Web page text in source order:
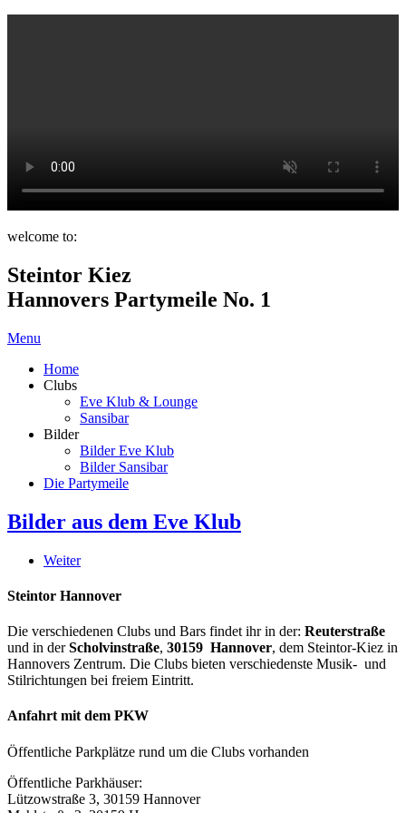
welcome to:
Steintor Kiez
Hannovers Partymeile No. 1
Menu
Home
Clubs
Eve Klub & Lounge
Sansibar
Bilder
Bilder Eve Klub
Bilder Sansibar
Die Partymeile
Bilder aus dem Eve Klub
Weiter
Steintor Hannover
Die verschiedenen Clubs und Bars findet ihr in der: Reuterstraße
und in derScholvinstraße, 30159 Hannover, dem Steintor-Kiez in
Hannovers Zentrum. Die Clubs bieten verschiedenste Musik- und
Stilrichtungen bei freiem Eintritt.
Anfahrt mit dem PKW
Öffentliche Parkplätze rund um die Clubs vorhanden
Öffentliche Parkhäuser:
Lützowstraße 3, 30159 Hannover